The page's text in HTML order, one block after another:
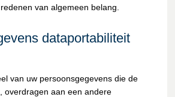
van algemeen belang.
dataportabiliteit
van uw persoonsgegevens die de
overdragen aan een andere